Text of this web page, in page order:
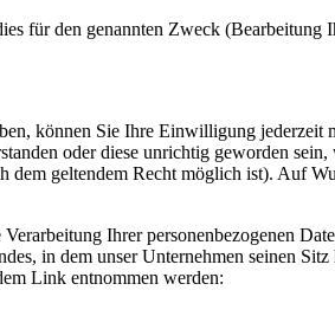
für den genannten Zweck
können Sie Ihre Einwilligung
oder diese unrichtig geworden
geltendem Recht möglich ist). Auf
Ihrer personenbezogenen
in dem unser Unternehmen seinen Sitz
Link entnommen werden: